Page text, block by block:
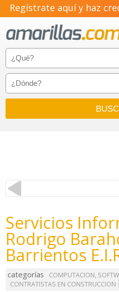
Regístrate aquí y haz
Servicios
Rodrigo
Barrientos
categorías
COMPUTACION,
CONTRATISTAS EN CONSTRUCCION